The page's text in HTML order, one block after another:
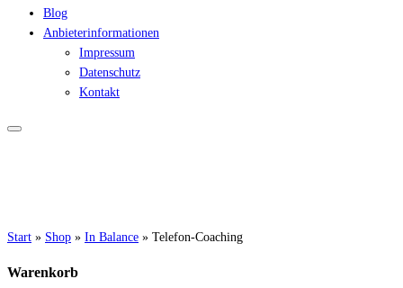
Blog
Anbieterinformationen
Impressum
Datenschutz
Kontakt
Start » Shop » In Balance » Telefon-Coaching
Warenkorb